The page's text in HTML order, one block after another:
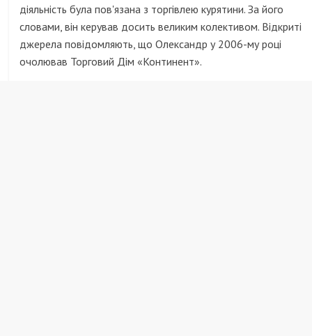
діяльність була пов'язана з торгівлею курятини. За його
словами, він керував досить великим колективом. Відкриті
джерела повідомляють, що Олександр у 2006-му році
очолював Торговий Дім «Континент».